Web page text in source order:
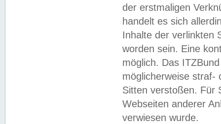
der erstmaligen
handelt es sich
Inhalte der verlinkten
worden sein. Eine
möglich. Das
möglicherweise straf-
Sitten verstoßen. Für
Webseiten anderer
verwiesen wurde.